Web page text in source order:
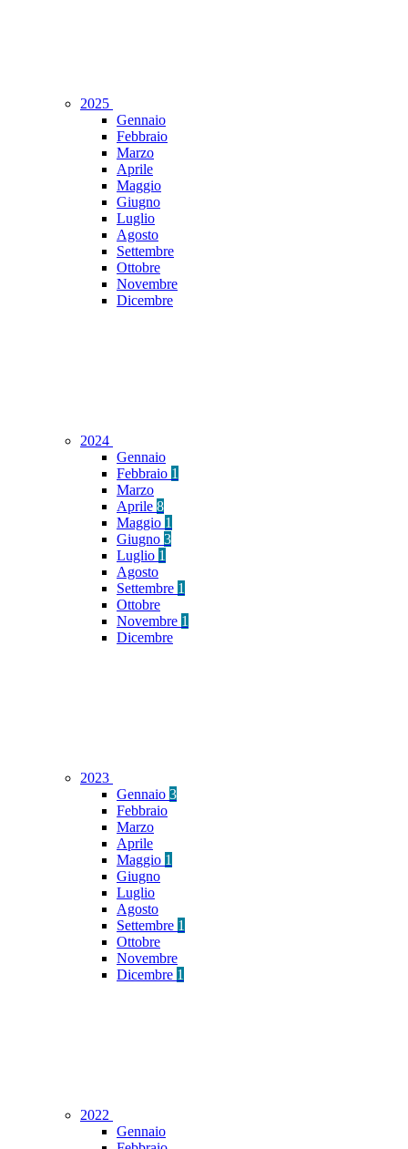
2025
Gennaio
Febbraio
Marzo
Aprile
Maggio
Giugno
Luglio
Agosto
Settembre
Ottobre
Novembre
Dicembre
2024
Gennaio
Febbraio 1
Marzo
Aprile 8
Maggio 1
Giugno 3
Luglio 1
Agosto
Settembre 1
Ottobre
Novembre 1
Dicembre
2023
Gennaio 3
Febbraio
Marzo
Aprile
Maggio 1
Giugno
Luglio
Agosto
Settembre 1
Ottobre
Novembre
Dicembre 1
2022
Gennaio